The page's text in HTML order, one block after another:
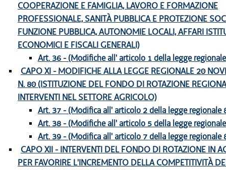
COOPERAZIONE E FAMIGLIA, LAVORO E FORMAZIONE
PROFESSIONALE, SANITÀ PUBBLICA E PROTEZIONE
FUNZIONE PUBBLICA, AUTONOMIE LOCALI, AFFARI
ECONOMICI E FISCALI GENERALI)
Art. 36 - (Modifiche all' articolo 1 della legge
CAPO XI - MODIFICHE ALLA LEGGE REGIONALE 20
N. 80 (ISTITUZIONE DEL FONDO DI ROTAZIONE
INTERVENTI NEL SETTORE AGRICOLO)
Art. 37 - (Modifica all' articolo 2 della legge regionale
Art. 38 - (Modifiche all' articolo 5 della legge
Art. 39 - (Modifica all' articolo 7 della legge regionale
CAPO XII - INTERVENTI DEL FONDO DI ROTAZIONE IN
PER FAVORIRE L'INCREMENTO DELLA COMPETITIVITÀ